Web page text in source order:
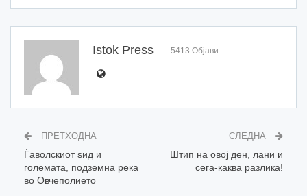
Istok Press 5413 Објави
ПРЕТХОДНА
Ѓаволскиот ѕид и
големата, подземна река
во Овчеполието
СЛЕДНА
Штип на овој ден, лани и
сега-каква разлика!